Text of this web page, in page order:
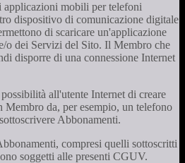
mobili per telefoni
dispositivo di comunicazione digitale
di scaricare un'applicazione
o dei Servizi del Sito. Il Membro che
disporre di una connessione Internet
all'utente Internet di creare
da, per esempio, un telefono
Abbonamenti.
compresi quelli sottoscritti
soggetti alle presenti CGUV.